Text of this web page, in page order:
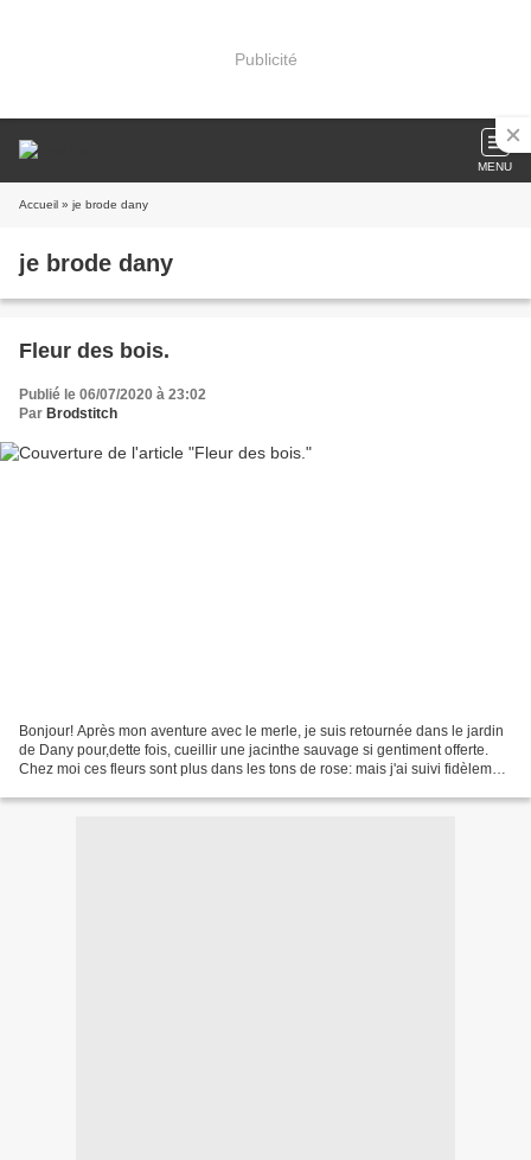
Publicité
MENU
Accueil » je brode dany
je brode dany
Fleur des bois.
Publié le 06/07/2020 à 23:02
Par Brodstitch
Bonjour! Après mon aventure avec le merle, je suis retournée dans le jardin
de Dany pour,dette fois, cueillir une jacinthe sauvage si gentiment offerte.
Chez moi ces fleurs sont plus dans les tons de rose: mais j'ai suivi fidèlement